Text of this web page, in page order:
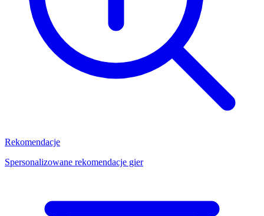
Rekomendacje
Spersonalizowane rekomendacje gier